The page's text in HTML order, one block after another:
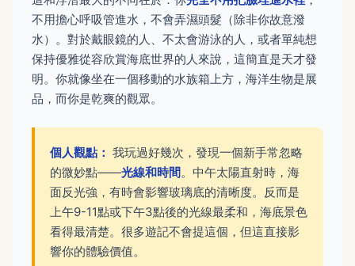
不用擔心呼吸管進水，不會弄濕頭髮（除非你故意潑
水）。對於戴眼鏡的人、不太會游泳的人，或者單純想
保持優雅從容欣賞海底世界的人來說，這簡直是天才發
明。你就像坐在一個移動的水族箱上方，海洋生物是展
品，而你是乾爽的觀眾。
個人觀點： 我玩過好幾次，發現一個新手常忽略
的微妙點——光線和時間。中午太陽直射時，海
面反光強，有時會影響玻璃底的清晰度。反而是
上午9-11點或下午3點後的光線最柔和，海底景色
看得最清楚。很多遊記不會提這個，但這直接影
響你的體驗價值。